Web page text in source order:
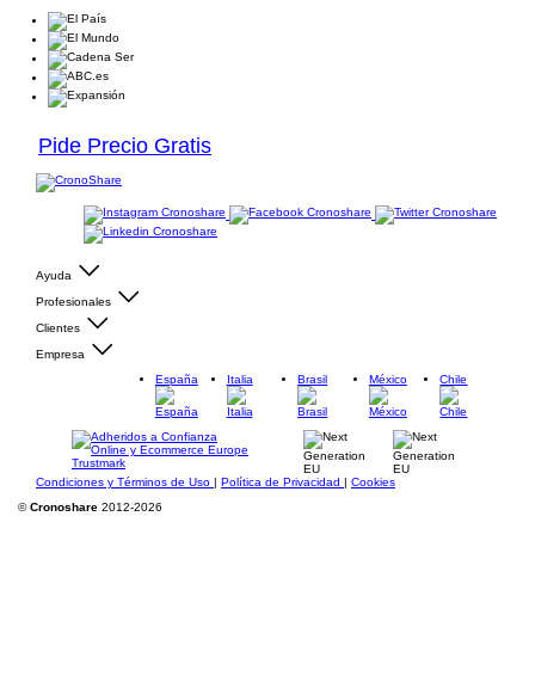
Pide Precio Gratis
Ayuda
Profesionales
Clientes
Empresa
España
Italia Brasil México Chile
Condiciones y Términos de Uso | Política de Privacidad | Cookies
©Cronoshare 2012-2026